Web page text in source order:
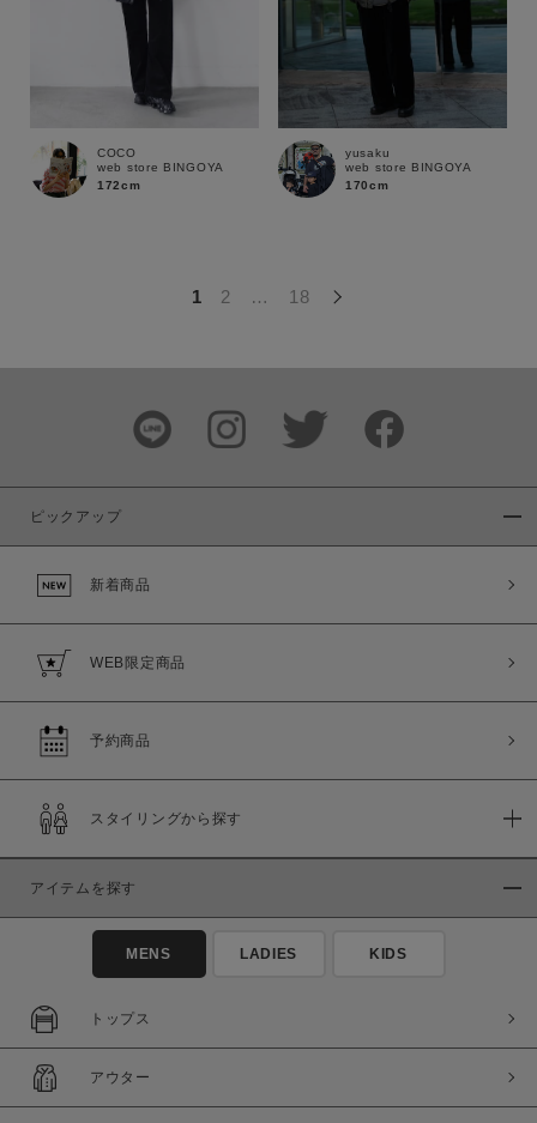
この条件で絞り込む
COCO
web store BINGOYA
172cm
yusaku
web store BINGOYA
170cm
1 2 … 18
ピックアップ
新着商品
WEB限定商品
予約商品
スタイリングから探す
アイテムを探す
MENS LADIES KIDS
トップス
アウター